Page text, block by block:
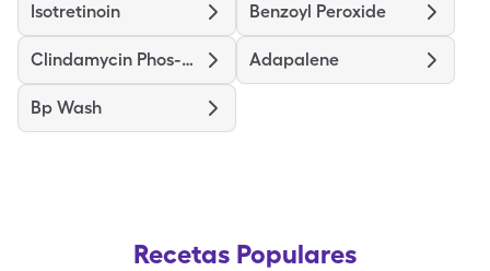
Isotretinoin Benzoyl Peroxide
Clindamycin Phos-Benzoyl Perox Adapalene
Bp Wash
Recetas Populares